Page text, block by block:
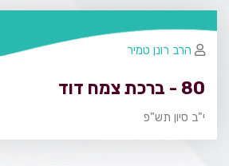
80 - ברכת צמח דוד
י"ב סיון תש"פ
הרב רונן טמיר